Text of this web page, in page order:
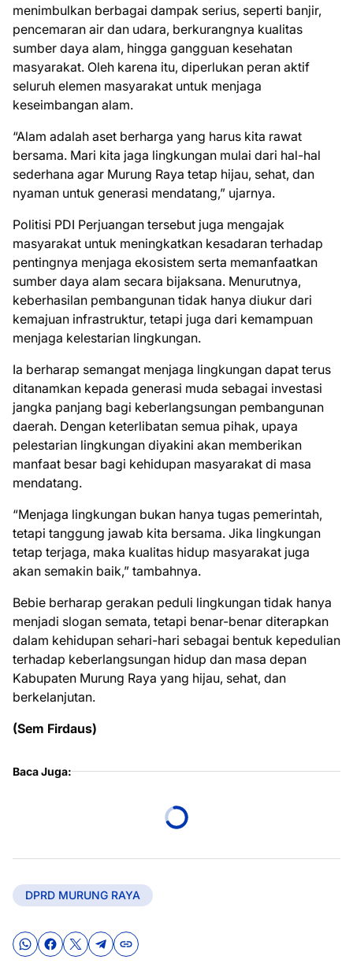
menimbulkan berbagai dampak serius, seperti banjir,
pencemaran air dan udara, berkurangnya kualitas
sumber daya alam, hingga gangguan kesehatan
masyarakat. Oleh karena itu, diperlukan peran aktif
seluruh elemen masyarakat untuk menjaga
keseimbangan alam.
“Alam adalah aset berharga yang harus kita rawat
bersama. Mari kita jaga lingkungan mulai dari hal-hal
sederhana agar Murung Raya tetap hijau, sehat, dan
nyaman untuk generasi mendatang,” ujarnya.
Politisi PDI Perjuangan tersebut juga mengajak
masyarakat untuk meningkatkan kesadaran terhadap
pentingnya menjaga ekosistem serta memanfaatkan
sumber daya alam secara bijaksana. Menurutnya,
keberhasilan pembangunan tidak hanya diukur dari
kemajuan infrastruktur, tetapi juga dari kemampuan
menjaga kelestarian lingkungan.
Ia berharap semangat menjaga lingkungan dapat terus
ditanamkan kepada generasi muda sebagai investasi
jangka panjang bagi keberlangsungan pembangunan
daerah. Dengan keterlibatan semua pihak, upaya
pelestarian lingkungan diyakini akan memberikan
manfaat besar bagi kehidupan masyarakat di masa
mendatang.
“Menjaga lingkungan bukan hanya tugas pemerintah,
tetapi tanggung jawab kita bersama. Jika lingkungan
tetap terjaga, maka kualitas hidup masyarakat juga
akan semakin baik,” tambahnya.
Bebie berharap gerakan peduli lingkungan tidak hanya
menjadi slogan semata, tetapi benar-benar diterapkan
dalam kehidupan sehari-hari sebagai bentuk kepedulian
terhadap keberlangsungan hidup dan masa depan
Kabupaten Murung Raya yang hijau, sehat, dan
berkelanjutan.
(Sem Firdaus)
Baca Juga:
DPRD MURUNG RAYA